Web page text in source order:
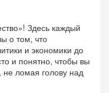
Здесь каждый
о том, что
и экономики до
и понятно, чтобы вы
не ломая голову над